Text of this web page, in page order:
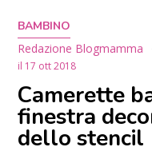
BAMBINO
Redazione Blogmamma
il 17 ott 2018
Camerette
finestra
dello stencil